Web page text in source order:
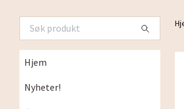
Hjem
Nyheter!